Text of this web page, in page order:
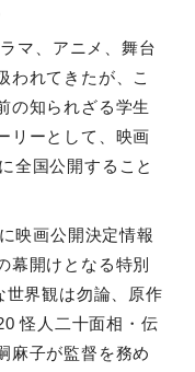
マ、アニメ、舞台
われてきたが、こ
の知られざる学生
リーとして、映画
全国公開すること
映画公開決定情報
幕開けとなる特別
世界観は勿論、原作
怪人二十面相・伝
麻子が監督を務め